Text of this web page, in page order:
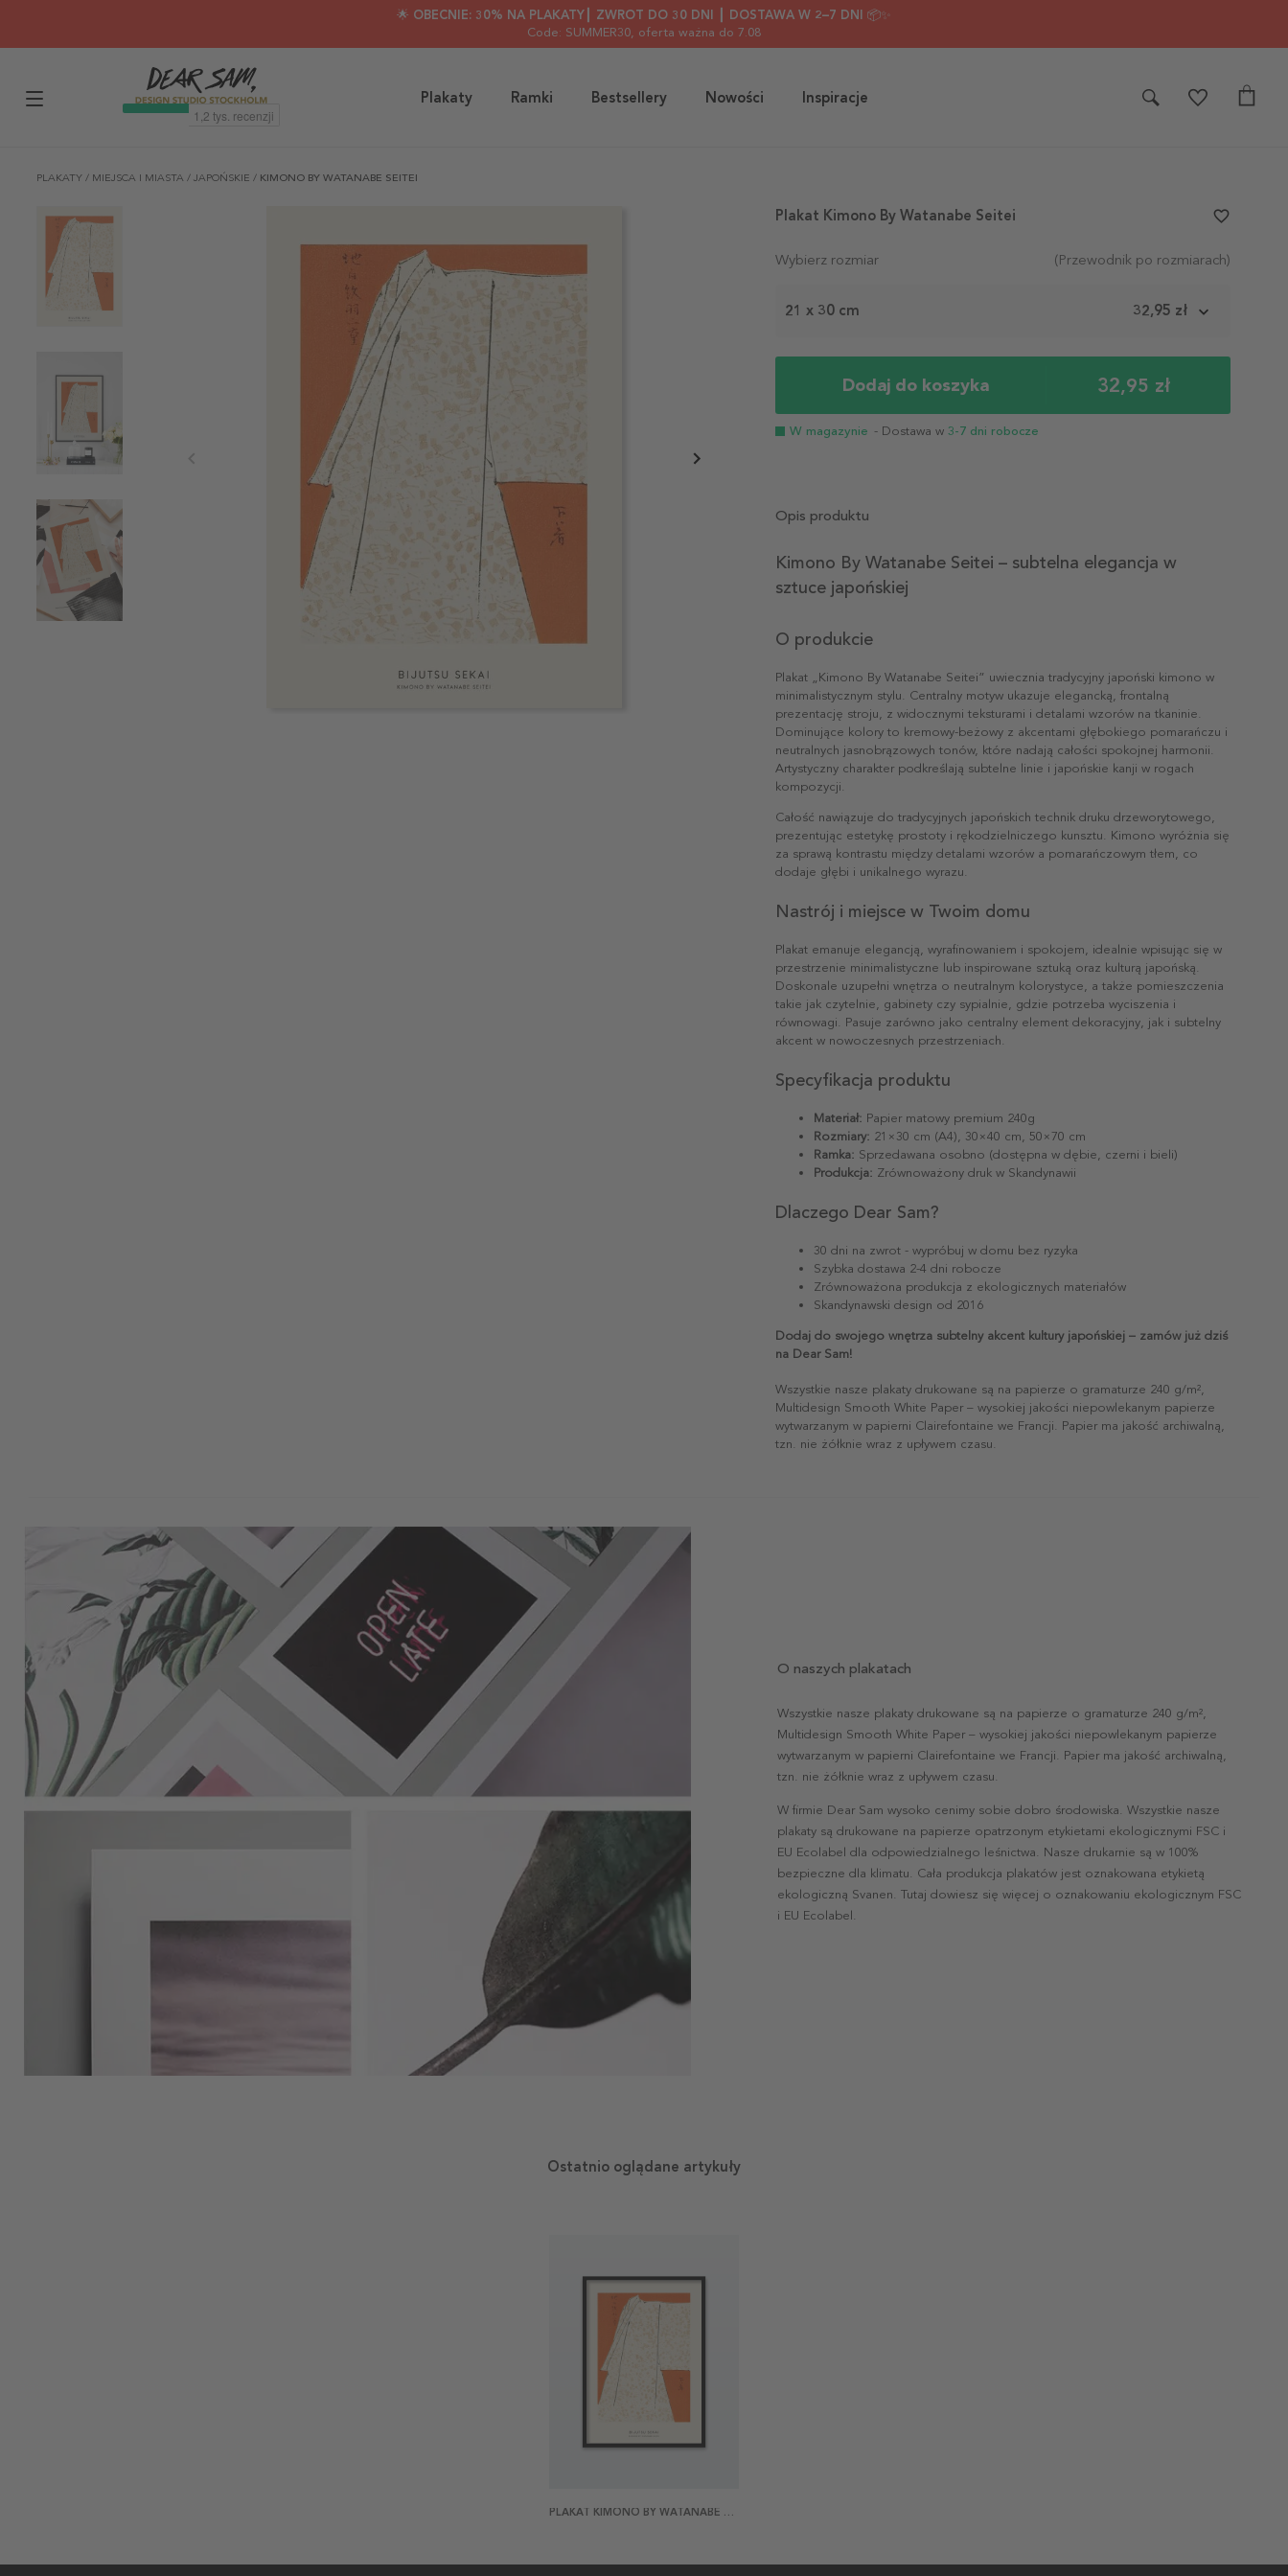
🌟 OBECNIE: 30% NA PLAKATY┃ ZWROT DO 30 DNI ┃ DOSTAWA W 2–7 DNI 📦✨
Code: SUMMER30, oferta ważna do 7.08
Plakaty Ramki Bestsellery Nowości Inspiracje
PLAKATY / MIEJSCA I MIASTA / JAPOŃSKIE / KIMONO BY WATANABE SEITEI
Wybierz rozmiar (Przewodnik po rozmiarach)
21 x 30 cm 32,95 zł
Dodaj do koszyka 32,95 zł
W magazynie - Dostawa w 3-7 dni robocze
Plakat Kimono By Watanabe Seitei favorite_border
Opis produktu
Kimono By Watanabe Seitei – subtelna elegancja w
sztuce japońskiej
O produkcie
Plakat „Kimono By Watanabe Seitei” uwiecznia tradycyjny japoński kimono w
minimalistycznym stylu. Centralny motyw ukazuje elegancką, frontalną
prezentację stroju, z widocznymi teksturami i detalami wzorów na tkaninie.
Dominujące kolory to kremowy-beżowy z akcentami głębokiego pomarańczu i
neutralnych jasnobrązowych tonów, które nadają całości spokojnej harmonii.
Artystyczny charakter podkreślają subtelne linie i japońskie kanji w rogach
kompozycji.
Całość nawiązuje do tradycyjnych japońskich technik druku drzeworytowego,
prezentując estetykę prostoty i rękodzielniczego kunsztu. Kimono wyróżnia się
za sprawą kontrastu między detalami wzorów a pomarańczowym tłem, co
dodaje głębi i unikalnego wyrazu.
Nastrój i miejsce w Twoim domu
Plakat emanuje elegancją, wyrafinowaniem i spokojem, idealnie wpisując się w
przestrzenie minimalistyczne lub inspirowane sztuką oraz kulturą japońską.
Doskonale uzupełni wnętrza o neutralnym kolorystyce, a także pomieszczenia
takie jak czytelnie, gabinety czy sypialnie, gdzie potrzeba wyciszenia i
równowagi. Pasuje zarówno jako centralny element dekoracyjny, jak i subtelny
akcent w nowoczesnych przestrzeniach.
Specyfikacja produktu
Materiał: Papier matowy premium 240g
Rozmiary: 21×30 cm (A4), 30×40 cm, 50×70 cm
Ramka: Sprzedawana osobno (dostępna w dębie, czerni i bieli)
Produkcja: Zrównoważony druk w Skandynawii
Dlaczego Dear Sam?
30 dni na zwrot - wypróbuj w domu bez ryzyka
Szybka dostawa 2-4 dni robocze
Zrównoważona produkcja z ekologicznych materiałów
Skandynawski design od 2016
Dodaj do swojego wnętrza subtelny akcent kultury japońskiej – zamów już dziś
na Dear Sam!
Wszystkie nasze plakaty drukowane są na papierze o gramaturze 240 g/m²,
Multidesign Smooth White Paper – wysokiej jakości niepowlekanym papierze
wytwarzanym w papierni Clairefontaine we Francji. Papier ma jakość archiwalną,
tzn. nie żółknie wraz z upływem czasu.
O naszych plakatach
Wszystkie nasze plakaty drukowane są na papierze o gramaturze 240 g/m²,
Multidesign Smooth White Paper – wysokiej jakości niepowlekanym papierze
wytwarzanym w papierni Clairefontaine we Francji. Papier ma jakość archiwalną,
tzn. nie żółknie wraz z upływem czasu.
W firmie Dear Sam wysoko cenimy sobie dobro środowiska. Wszystkie nasze
plakaty są drukowane na papierze opatrzonym etykietami ekologicznymi FSC i
EU Ecolabel dla odpowiedzialnego leśnictwa. Nasze drukarnie są w 100%
bezpieczne dla klimatu. Cała produkcja plakatów jest oznakowana etykietą
ekologiczną Svanen. Tutaj dowiesz się więcej o oznakowaniu ekologicznym FSC
i EU Ecolabel.
Ostatnio oglądane artykuły
PLAKAT KIMONO BY WATANABE SEITEI